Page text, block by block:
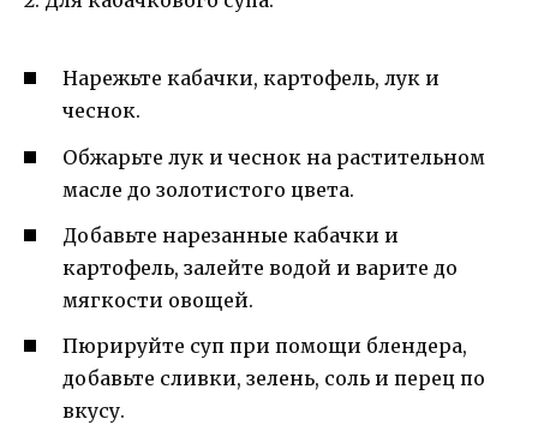
Нарежьте кабачки, картофель, лук и
чеснок.
Обжарьте лук и чеснок на растительном
масле до золотистого цвета.
Добавьте нарезанные кабачки и
картофель, залейте водой и варите до
мягкости овощей.
Пюрируйте суп при помощи блендера,
добавьте сливки, зелень, соль и перец по
вкусу.